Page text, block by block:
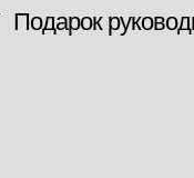
Подарок